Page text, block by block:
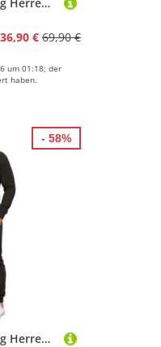
36,90 € 69,90 €
um 01:18; der
haben.
L.gonline Freizeitanzug Herren Freizeitanzug Jogginganzug Sweatwear 704 (Kapuzenjacke mit Reißverschluss, Hose, 2-tlg), Hose und Jacke
- 58%